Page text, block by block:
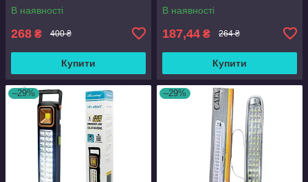
В наявності
268 ₴ 400 ₴
Купити
В наявності
187,44 ₴ 264 ₴
Купити
–29% –29%